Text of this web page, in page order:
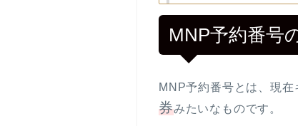
MNP予約番号
MNP予約番号とは、現
券みたいなものです。